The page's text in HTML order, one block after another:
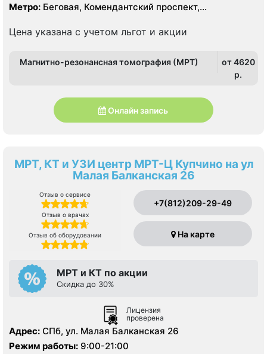
Метро: Беговая, Комендантский проспект,
Цена указана с учетом льгот и акции
Магнитно-резонансная томография (МРТ)
от 4620
p.
Онлайн запись
МРТ, КТ и УЗИ центр МРТ-Ц Купчино на ул
Малая Балканская 26
Отзыв о сервисе
Отзыв о врачах
Отзыв об оборудовании
+7(812)209-29-49
На карте
МРТ и КТ по акции
Скидка до 30%
Лицензия
проверена
Адрес: СПб, ул. Малая Балканская 26
Режим работы: 9:00-21:00